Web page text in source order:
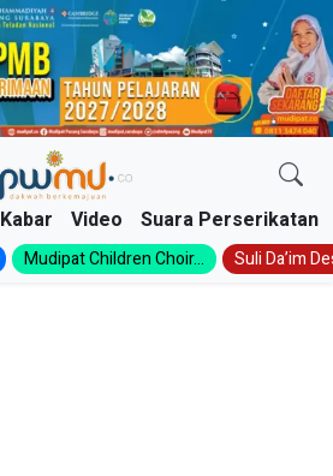
Kabar Video Suara Perserikatan
Mudipat Children Choir... Suli Da’im